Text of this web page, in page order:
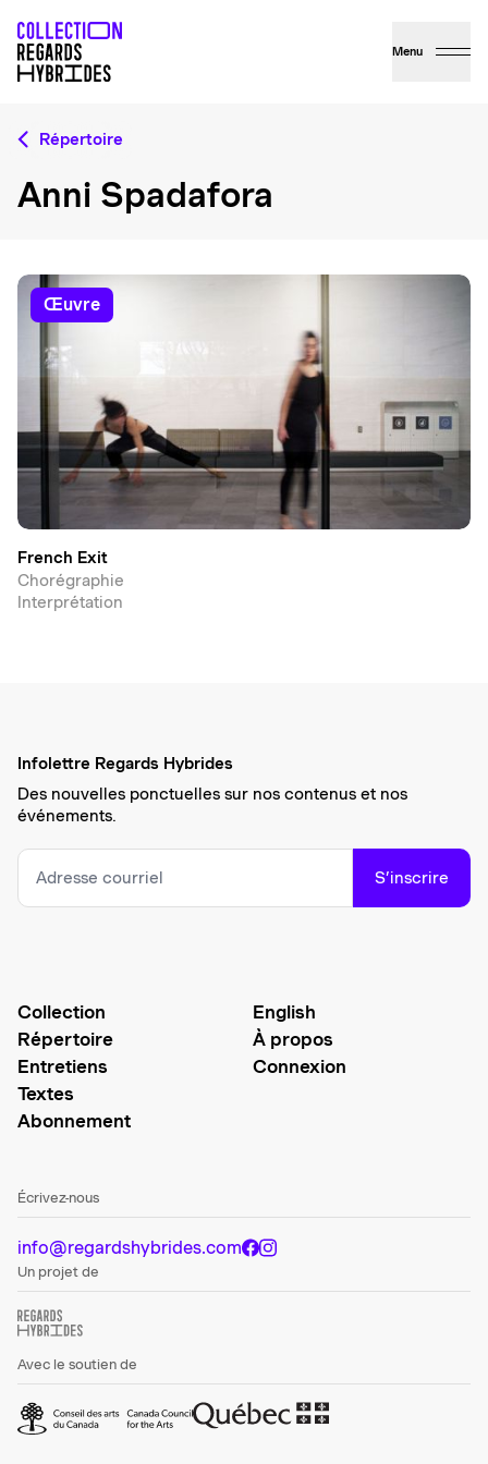
Menu
Répertoire
Anni Spadafora
œuvre
French Exit
Chorégraphie
Interprétation
Infolettre Regards Hybrides
Des nouvelles ponctuelles sur nos contenus et nos
événements.
S’inscrire
Collection
Répertoire
Entretiens
Textes
Abonnement
English
À propos
Connexion
Écrivez-nous
info@regardshybrides.com
Un projet de
Avec le soutien de